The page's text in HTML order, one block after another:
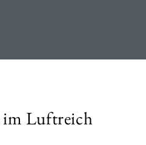
Luftreich